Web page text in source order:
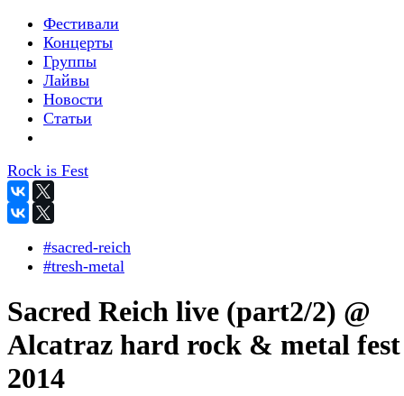
Фестивали
Концерты
Группы
Лайвы
Новости
Статьи
Rock is Fest
#sacred-reich
#tresh-metal
Sacred Reich live (part2/2) @
Alcatraz hard rock & metal fest
2014